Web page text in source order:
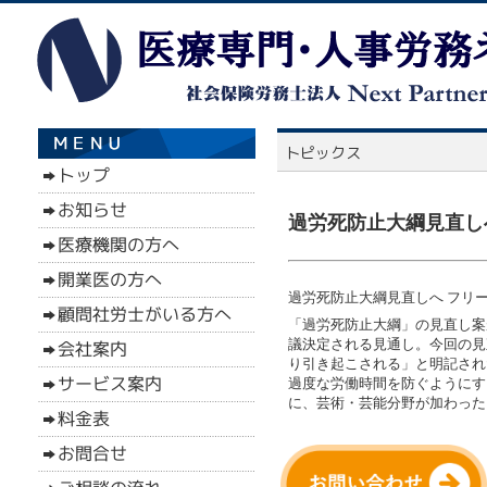
過労死防止大綱見直
過労死防止大綱見直しへ フリ
「過労死防止大綱」の見直し
議決定される見通し。今回の
り引き起こされる」と明記さ
過度な労働時間を防ぐように
に、芸術・芸能分野が加わっ